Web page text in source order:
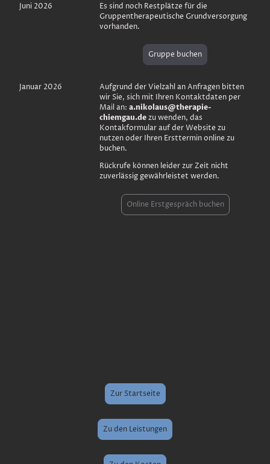
Juni 2026
Es sind noch Restplätze für die
Gruppentherapeutische Grundversorgung
vorhanden.
Gruppe buchen
Januar 2026
Aufgrund der Vielzahl an Anfragen bitten
wir Sie, sich mit Ihren Kontaktdaten per
Mail an:a.nikolaus@therapie-
chiemgau.dezu wenden, das
Kontakformular auf der Website zu
nutzen oder Ihren Ersttermin online zu
buchen.
Rückrufe können leider zur Zeit nicht
zuverlässig gewährleistet werden.
Online Erstgespräch buchen
Zur Startseite
Zu den Leistungen